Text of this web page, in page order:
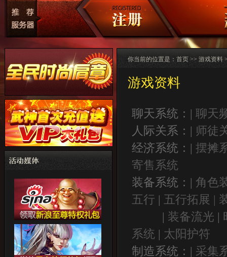
你当前的位置是： 首页 >> 游戏资料
游戏资料
聊天系统：|聊天
人际关系：| 师徒
经济系统：| 摆摊
寄售系统
装备系统：| 角色
五行 | 五行拓展 |
| 装备流光 |
系统 | 太阳护符
制造系统：| 采集